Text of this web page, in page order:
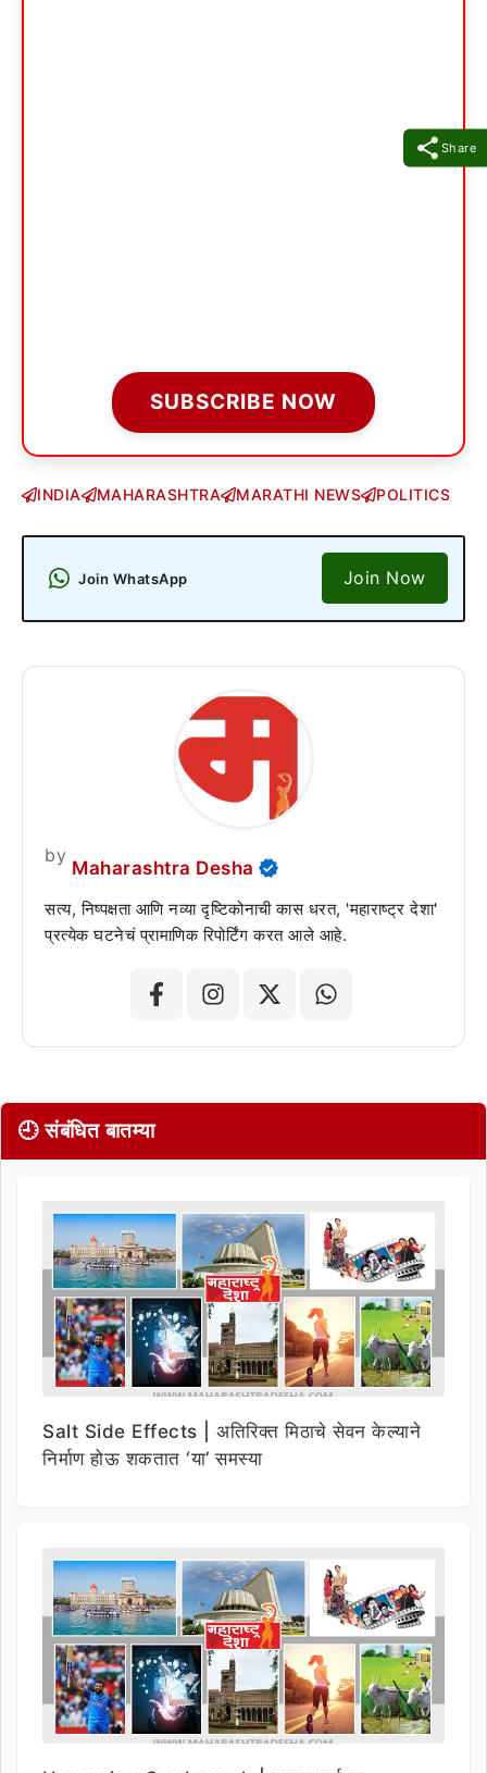
Share
SUBSCRIBE NOW
INDIA MAHARASHTRA MARATHI NEWS POLITICS
Join WhatsApp Join Now
by
Maharashtra Desha
सत्य, निष्पक्षता आणि नव्या दृष्टिकोनाची कास धरत, 'महाराष्ट्र देशा'
प्रत्येक घटनेचं प्रामाणिक रिपोर्टिंग करत आले आहे.
🕘 संबंधित बातम्या
Salt Side Effects | अतिरिक्त मिठाचे सेवन केल्याने
निर्माण होऊ शकतात ‘या’ समस्या